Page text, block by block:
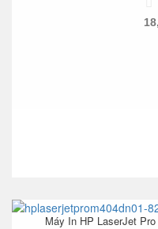
Máy In HP LaserJet